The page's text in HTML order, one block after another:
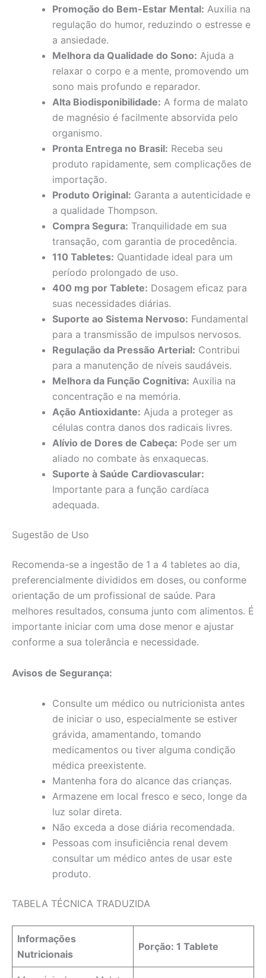
Promoção do Bem-Estar Mental: Auxilia na
regulação do humor, reduzindo o estresse e
a ansiedade.
Melhora da Qualidade do Sono: Ajuda a
relaxar o corpo e a mente, promovendo um
sono mais profundo e reparador.
Alta Biodisponibilidade: A forma de malato
de magnésio é facilmente absorvida pelo
organismo.
Pronta Entrega no Brasil: Receba seu
produto rapidamente, sem complicações de
importação.
Produto Original: Garanta a autenticidade e
a qualidade Thompson.
Compra Segura: Tranquilidade em sua
transação, com garantia de procedência.
110 Tabletes: Quantidade ideal para um
período prolongado de uso.
400 mg por Tablete: Dosagem eficaz para
suas necessidades diárias.
Suporte ao Sistema Nervoso: Fundamental
para a transmissão de impulsos nervosos.
Regulação da Pressão Arterial: Contribui
para a manutenção de níveis saudáveis.
Melhora da Função Cognitiva: Auxilia na
concentração e na memória.
Ação Antioxidante: Ajuda a proteger as
células contra danos dos radicais livres.
Alívio de Dores de Cabeça: Pode ser um
aliado no combate às enxaquecas.
Suporte à Saúde Cardiovascular:
Importante para a função cardíaca
adequada.
Sugestão de Uso
Recomenda-se a ingestão de 1 a 4 tabletes ao dia,
preferencialmente divididos em doses, ou conforme
orientação de um profissional de saúde. Para
melhores resultados, consuma junto com alimentos. É
importante iniciar com uma dose menor e ajustar
conforme a sua tolerância e necessidade.
Avisos de Segurança:
Consulte um médico ou nutricionista antes
de iniciar o uso, especialmente se estiver
grávida, amamentando, tomando
medicamentos ou tiver alguma condição
médica preexistente.
Mantenha fora do alcance das crianças.
Armazene em local fresco e seco, longe da
luz solar direta.
Não exceda a dose diária recomendada.
Pessoas com insuficiência renal devem
consultar um médico antes de usar este
produto.
TABELA TÉCNICA TRADUZIDA
Informações
Nutricionais
Porção: 1 Tablete